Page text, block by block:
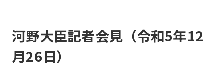
河野大臣記者会見（令和5年12
月26日）